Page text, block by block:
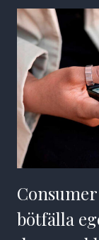
bötfälla